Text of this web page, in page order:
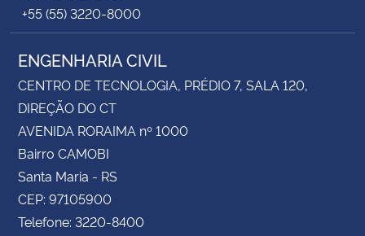
+55 (55) 3220-8000
ENGENHARIA CIVIL
CENTRO DE TECNOLOGIA, PRÉDIO 7, SALA 120,
DIREÇÃO DO CT
AVENIDA RORAIMA nº 1000
Bairro CAMOBI
Santa Maria - RS
CEP: 97105900
Telefone: 3220-8400